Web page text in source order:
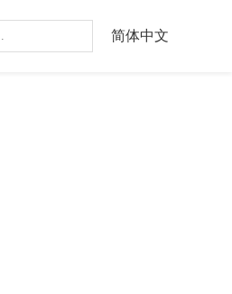
简体中文